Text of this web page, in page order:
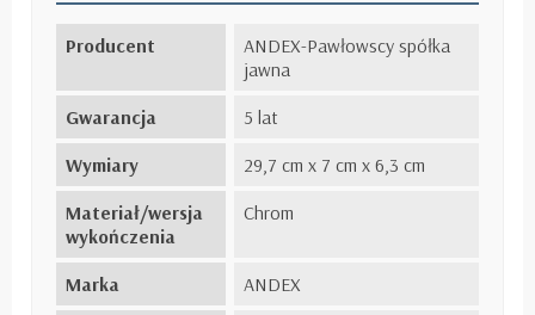
Producent
ANDEX-Pawłowscy spółka
jawna
Gwarancja
5 lat
Wymiary
29,7 cm x 7 cm x 6,3 cm
Materiał/wersja
wykończenia
Chrom
Marka
ANDEX